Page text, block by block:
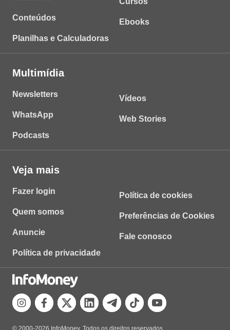
Conteúdos
Planilhas e Calculadoras
Ebooks
Multimídia
Newsletters
WhatsApp
Podcasts
Vídeos
Web Stories
Veja mais
Fazer login
Quem somos
Anuncie
Política de privacidade
Política de cookies
Preferências de Cookies
Fale conosco
© 2000-2026 InfoMoney. Todos os direitos reservados.